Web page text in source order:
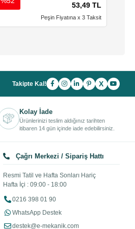
53,49 TL
Peşin Fiyatına x 3 Taksit
Takipte Kal! X
Kolay İade
Ürünlerinizi teslim aldığınız tarihten
itibaren 14 gün içinde iade edebilirsiniz.
Çağrı Merkezi / Sipariş Hattı
Resmi Tatil ve Hafta Sonları Hariç
Hafta İçi : 09:00 - 18:00
0216 398 01 90
WhatsApp Destek
destek@e-mekanik.com